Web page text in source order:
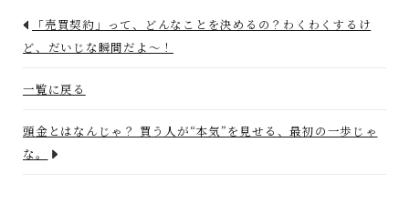
「売買契約」って、どんなことを決めるの？わくわくするけ
ど、だいじな瞬間だよ〜！
一覧に戻る
頭金とはなんじゃ？ 買う人が“本気”を見せる、最初の一歩じゃ
な。